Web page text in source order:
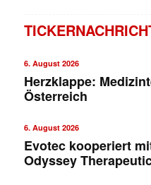
6. August 2026
Herzklappe:
Österreich
6. August 2026
Evotec kooperiert
Odyssey